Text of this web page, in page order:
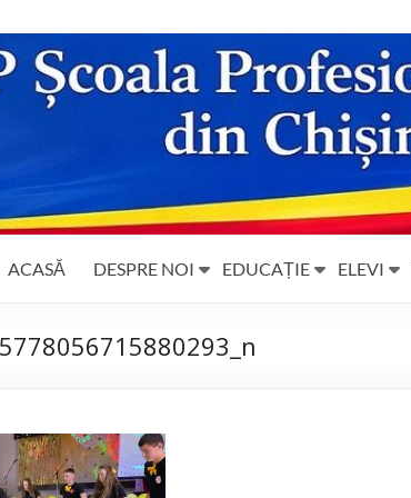
ACASĂ DESPRE NOI EDUCAȚIE ELEVI